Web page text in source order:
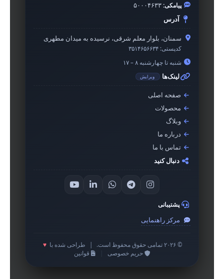
پیامکی:۵۰۰۰۴۶۳۳
آدرس
سمنان، بلوار معلم شرقی، نرسیده به میدان مطهری
کدپستی: ۳۵۱۴۶۵۶۶۳۴
شنبه تا چهارشنبه ۸ – ۱۷
لینک‌ها ویرایش
صفحه اصلی
محصولات
وبلاگ
درباره ما
تماس با ما
دنبال کنید
پشتیبانی
مرکز راهنمایی
© ۲۰۲۶ تمامی حقوق محفوظ است. طراحی شده با ♥
حریم خصوصی
قوانین